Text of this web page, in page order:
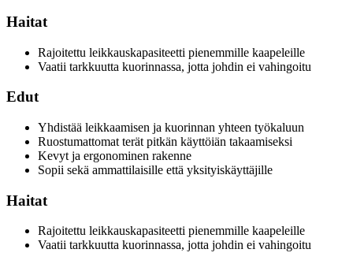
Haitat
Rajoitettu leikkauskapasiteetti pienemmille kaapeleille
Vaatii tarkkuutta kuorinnassa, jotta johdin ei vahingoitu
Edut
Yhdistää leikkaamisen ja kuorinnan yhteen työkaluun
Ruostumattomat terät pitkän käyttöiän takaamiseksi
Kevyt ja ergonominen rakenne
Sopii sekä ammattilaisille että yksityiskäyttäjille
Haitat
Rajoitettu leikkauskapasiteetti pienemmille kaapeleille
Vaatii tarkkuutta kuorinnassa, jotta johdin ei vahingoitu